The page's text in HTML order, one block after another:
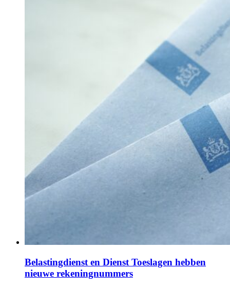
Belastingdienst en Dienst Toeslagen hebben
nieuwe rekeningnummers